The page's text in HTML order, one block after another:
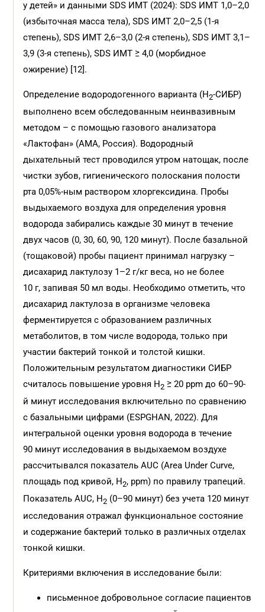
у детей» и данными SDS ИМТ (2024): SDS ИМТ 1,0–2,0
(избыточная масса тела), SDS ИМТ 2,0–2,5 (1-я
степень), SDS ИМТ 2,6–3,0 (2-я степень), SDS ИМТ 3,1–
3,9 (3-я степень), SDS ИМТ ≥ 4,0 (морбидное
ожирение) [12].
Определение водородогенного варианта (Н2-СИБР)
выполнено всем обследованным неинвазивным
методом – с помощью газового анализатора
«Лактофан» (АМА, Россия). Водородный
дыхательный тест проводился утром натощак, после
чистки зубов, гигиенического полоскания полости
рта 0,05%-ным раствором хлоргексидина. Пробы
выдыхаемого воздуха для определения уровня
водорода забирались каждые 30 минут в течение
двух часов (0, 30, 60, 90, 120 минут). После базальной
(тощаковой) пробы пациент принимал нагрузку –
дисахарид лактулозу 1–2 г/кг веса, но не более
10 г, запивая 50 мл воды. Необходимо отметить, что
дисахарид лактулоза в организме человека
ферментируется с образованием различных
метаболитов, в том числе водорода, только при
участии бактерий тонкой и толстой кишки.
Положительным результатом диагностики СИБР
считалось повышение уровня Н2 ≥ 20 ppm до 60–90-
й минут исследования включительно по сравнению
с базальными цифрами (ESPGHAN, 2022). Для
интегральной оценки уровня водорода в течение
90 минут исследования в выдыхаемом воздухе
рассчитывался показатель AUC (Area Under Curve,
площадь под кривой, Н2, ppm) по правилу трапеций.
Показатель AUC, Н2 (0–90 минут) без учета 120 минут
исследования отражал функциональное состояние
и содержание бактерий только в различных отделах
тонкой кишки.
Критериями включения в исследование были:
письменное добровольное согласие пациентов